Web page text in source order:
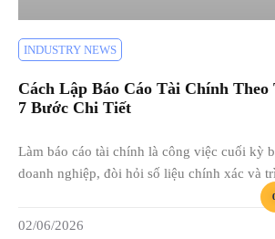
INDUSTRY NEWS
Cách Lập Báo Cáo Tài Chính Theo
7 Bước Chi Tiết
Làm báo cáo tài chính là công việc cuối kỳ
doanh nghiệp, đòi hỏi số liệu chính xác và
02/06/2026